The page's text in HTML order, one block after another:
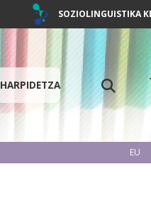
SOZIOLINGUISTIKA
HARPIDETZA
EU